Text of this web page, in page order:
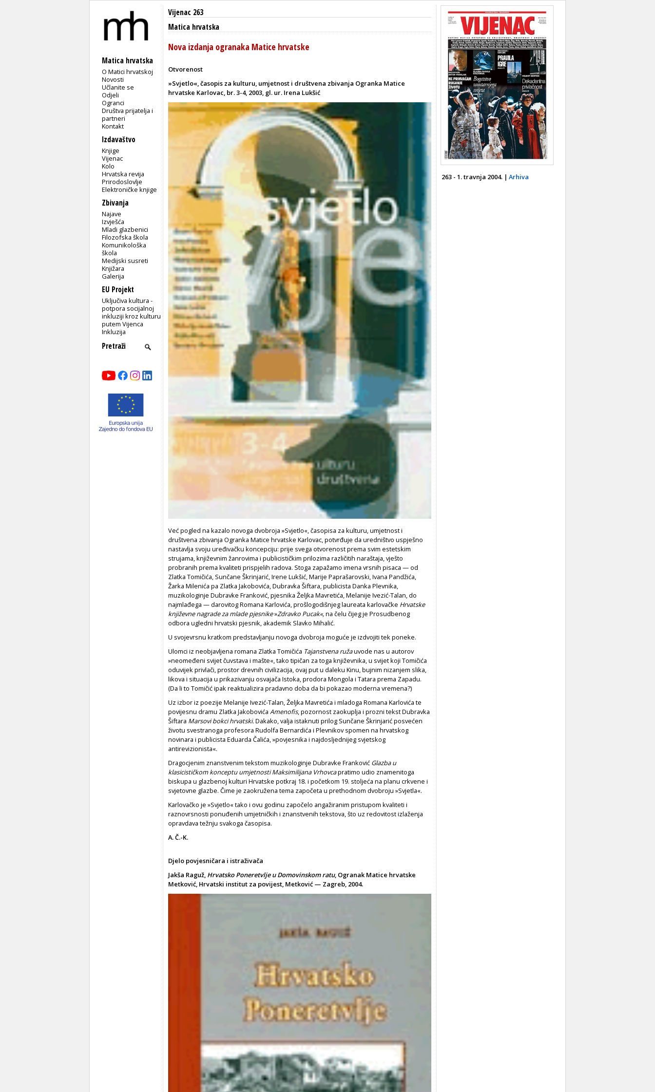
Matica hrvatska
O Matici hrvatskoj
Novosti
Učlanite se
Odjeli
Ogranci
Društva prijatelja i
partneri
Kontakt
Izdavaštvo
Knjige
Vijenac
Kolo
Hrvatska revija
Prirodoslovlje
Elektroničke knjige
Zbivanja
Najave
Izvješća
Mladi glazbenici
Filozofska škola
Komunikološka
škola
Medijski susreti
Knjižara
Galerija
EU Projekt
Uključiva kultura -
potpora socijalnoj
inkluziji kroz kulturu
putem Vijenca
Inkluzija
Vijenac 263
Matica hrvatska
Nova izdanja ogranaka Matice hrvatske
Otvorenost
»Svjetlo«, časopis za kulturu, umjetnost i društvena zbivanja Ogranka Matice
hrvatske Karlovac, br. 3-4, 2003, gl. ur. Irena Lukšić
Već pogled na kazalo novoga dvobroja »Svjetlo«, časopisa za kulturu, umjetnost i
društvena zbivanja Ogranka Matice hrvatske Karlovac, potvrđuje da uredništvo uspješno
nastavlja svoju uređivačku koncepciju: prije svega otvorenost prema svim estetskim
strujama, književnim žanrovima i publicističkim prilozima različitih naraštaja, vješto
probranih prema kvaliteti prispjelih radova. Stoga zapažamo imena vrsnih pisaca — od
Zlatka Tomičića, Sunčane Škrinjarić, Irene Lukšić, Marije Paprašarovski, Ivana Pandžića,
Žarka Milenića pa Zlatka Jakobovića, Dubravka Šiftara, publicista Danka Plevnika,
muzikologinje Dubravke Franković, pjesnika Željka Mavretića, Melanije Ivezić-Talan, do
najmlađega — darovitog Romana Karlovića, prošlogodišnjeg laureata karlovačke Hrvatske
književne nagrade za mlade pjesnike»Zdravko Pucak«,na čelu čijeg je Prosudbenog
odbora ugledni hrvatski pjesnik, akademik Slavko Mihalić.
U svojevrsnu kratkom predstavljanju novoga dvobroja moguće je izdvojiti tek poneke.
Ulomci iz neobjavljena romana Zlatka Tomičića Tajanstvena ružauvode nas u autorov
»neomeđeni svijet čuvstava i mašte«, tako tipičan za toga književnika, u svijet koji Tomičića
oduvijek privlači, prostor drevnih civilizacija, ovaj put u daleku Kinu, bujnim nizanjem slika,
likova i situacija u prikazivanju osvajača Istoka, prodora Mongola i Tatara prema Zapadu.
(Da li to Tomičić ipak reaktualizira pradavno doba da bi pokazao moderna vremena?)
Uz izbor iz poezije Melanije Ivezić-Talan, Željka Mavretića i mladoga Romana Karlovića te
povijesnu dramu Zlatka Jakobovića Amenofis, pozornost zaokuplja i prozni tekst Dubravka
Šiftara Marsovi bokci hrvatski.Dakako, valja istaknuti prilog Sunčane Škrinjarić posvećen
životu svestranoga profesora Rudolfa Bernardića i Plevnikov spomen na hrvatskog
novinara i publicista Eduarda Čalića, »povjesnika i najdosljednijeg svjetskog
antirevizionista«.
Dragocjenim znanstvenim tekstom muzikologinje Dubravke Franković Glazba u
klasicističkom konceptu umjetnosti Maksimilijana Vrhovcapratimo udio znamenitoga
biskupa u glazbenoj kulturi Hrvatske potkraj 18. i početkom 19. stoljeća na planu crkvene i
svjetovne glazbe. Čime je zaokružena tema započeta u prethodnom dvobroju »Svjetla«.
Karlovačko je »Svjetlo« tako i ovu godinu započelo angažiranim pristupom kvaliteti i
raznovrsnosti ponuđenih umjetničkih i znanstvenih tekstova, što uz redovitost izlaženja
opravdava težnju svakoga časopisa.
A. Č.-K.
Djelo povjesničara i istraživača
Jakša Raguž, Hrvatsko Poneretvlje u Domovinskom ratu, Ogranak Matice hrvatske
Metković, Hrvatski institut za povijest, Metković — Zagreb, 2004.
263 - 1. travnja 2004. | Arhiva